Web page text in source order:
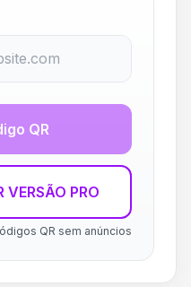
QR
VERSÃO PRO
QR sem anúncios